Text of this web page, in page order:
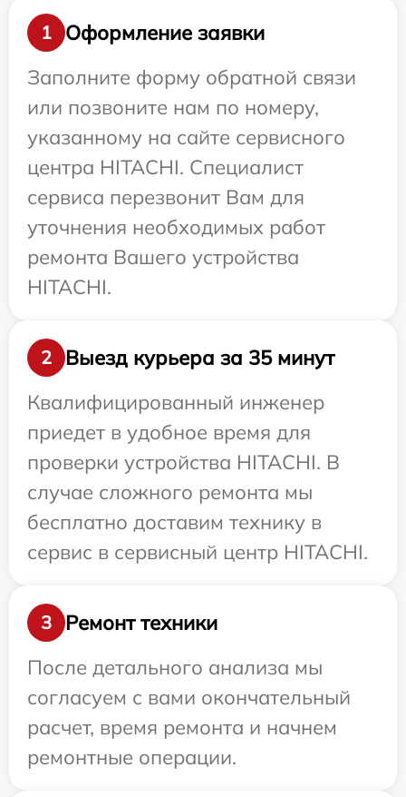
1
Оформление заявки
Заполните форму обратной связи
или позвоните нам по номеру,
указанному на сайте сервисного
центра HITACHI. Специалист
сервиса перезвонит Вам для
уточнения необходимых работ
ремонта Вашего устройства
HITACHI.
2
Выезд курьера за 35 минут
Квалифицированный инженер
приедет в удобное время для
проверки устройства HITACHI. В
случае сложного ремонта мы
бесплатно доставим технику в
сервис в сервисный центр HITACHI.
3
Ремонт техники
После детального анализа мы
согласуем с вами окончательный
расчет, время ремонта и начнем
ремонтные операции.